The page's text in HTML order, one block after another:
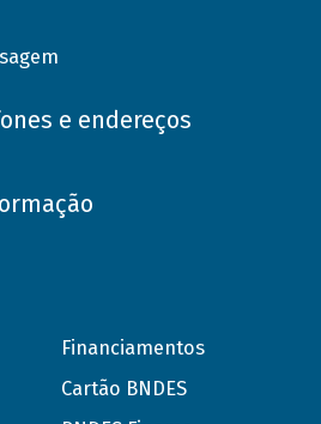
e endereços
Financiamentos
Cartão BNDES